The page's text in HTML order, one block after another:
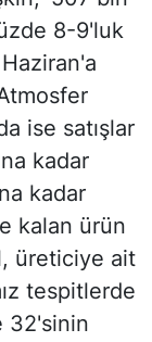
8-9'luk
ise satışlar
kadar
kadar
kalan ürün
üreticiye ait
tespitlerde
32'sinin